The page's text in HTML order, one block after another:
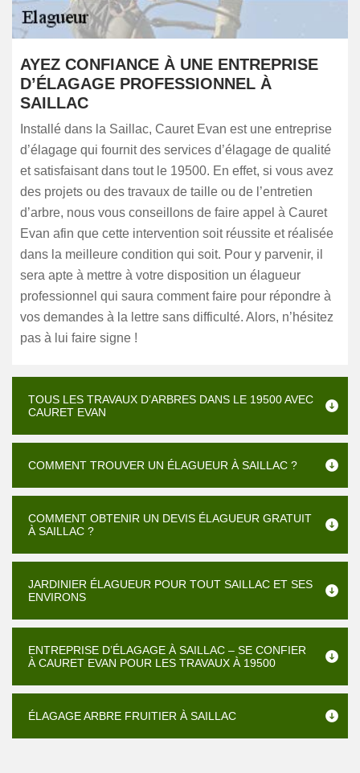
AYEZ CONFIANCE À UNE ENTREPRISE
D’ÉLAGAGE PROFESSIONNEL À
SAILLAC
Installé dans la Saillac, Cauret Evan est une entreprise
d’élagage qui fournit des services d’élagage de qualité
et satisfaisant dans tout le 19500. En effet, si vous avez
des projets ou des travaux de taille ou de l’entretien
d’arbre, nous vous conseillons de faire appel à Cauret
Evan afin que cette intervention soit réussite et réalisée
dans la meilleure condition qui soit. Pour y parvenir, il
sera apte à mettre à votre disposition un élagueur
professionnel qui saura comment faire pour répondre à
vos demandes à la lettre sans difficulté. Alors, n’hésitez
pas à lui faire signe !
TOUS LES TRAVAUX D’ARBRES DANS LE 19500 AVEC
CAURET EVAN
COMMENT TROUVER UN ÉLAGUEUR À SAILLAC ?
COMMENT OBTENIR UN DEVIS ÉLAGUEUR GRATUIT
À SAILLAC ?
JARDINIER ÉLAGUEUR POUR TOUT SAILLAC ET SES
ENVIRONS
ENTREPRISE D’ÉLAGAGE À SAILLAC – SE CONFIER
À CAURET EVAN POUR LES TRAVAUX À 19500
ÉLAGAGE ARBRE FRUITIER À SAILLAC